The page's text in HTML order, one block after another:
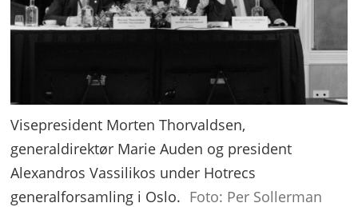
Visepresident Morten Thorvaldsen,
generaldirektør Marie Auden og president
Alexandros Vassilikos under Hotrecs
generalforsamling i Oslo. Foto: Per Sollerman